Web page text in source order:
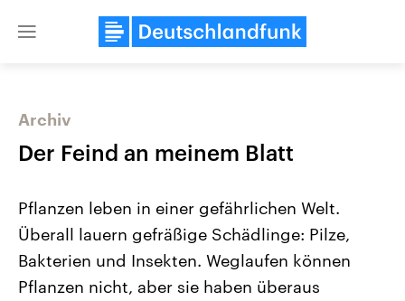
Close
Archiv
Der Feind an meinem Blatt
Pflanzen leben in einer gefährlichen Welt.
Überall lauern gefräßige Schädlinge: Pilze,
Bakterien und Insekten. Weglaufen können
Pflanzen nicht, aber sie haben überaus